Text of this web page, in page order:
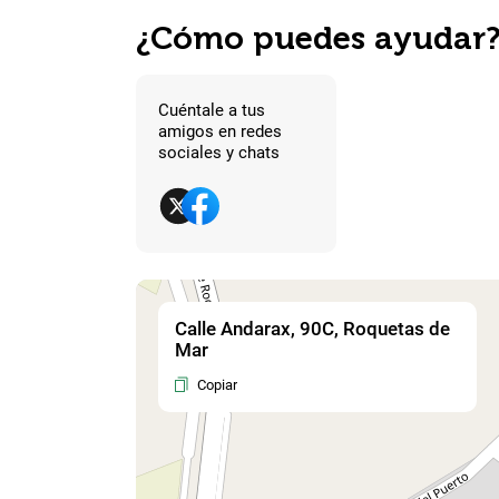
¿Cómo puedes
Cuéntale a tus
amigos en redes
sociales y chats
Calle Andarax, 90C, Roquetas de
Mar
Copiar